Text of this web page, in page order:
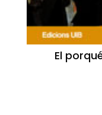
El